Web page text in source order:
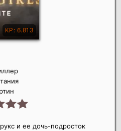
и ее дочь-подросток